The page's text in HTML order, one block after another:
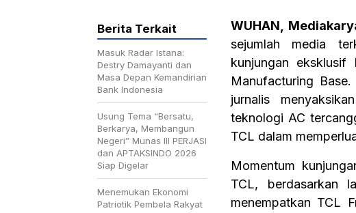
WUHAN,
sejumlah media
kunjungan
Manufacturing
jurnalis
teknologi AC
TCL dalam
Momentum
TCL, berdasarkan
menempatkan TCL
Berita Terkait
Masuk Radar Istana:
Destry Damayanti dan
Masa Depan Kemandirian
Bank Indonesia
Usung Tema “Bersatu,
Berkarya, Membangun
Negeri” Munas III PERJASI
dan APTAKSINDO 2026
Siap Digelar
Menemukan Ekonomi
Patriotik Pembela Rakyat